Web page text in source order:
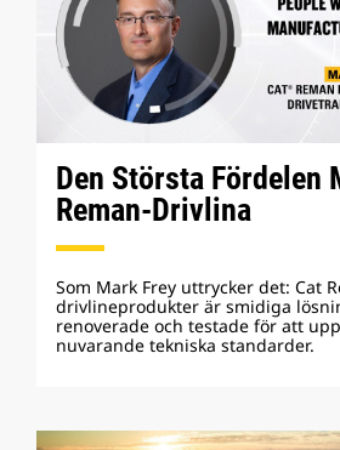
Den Största Fördelen
Reman-Drivlina
Som Mark Frey uttrycker det: Cat
drivlineprodukter är smidiga
renoverade och testade för att
nuvarande tekniska standarder.